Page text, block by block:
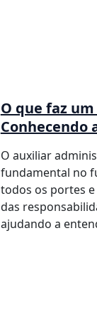
O que faz
Conhecendo
O auxiliar
fundamental no
todos os portes
das
ajudando a